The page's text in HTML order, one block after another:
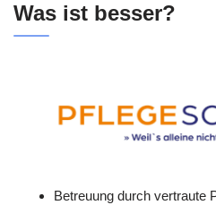
Was ist besser?
Betreuung durch vertraute